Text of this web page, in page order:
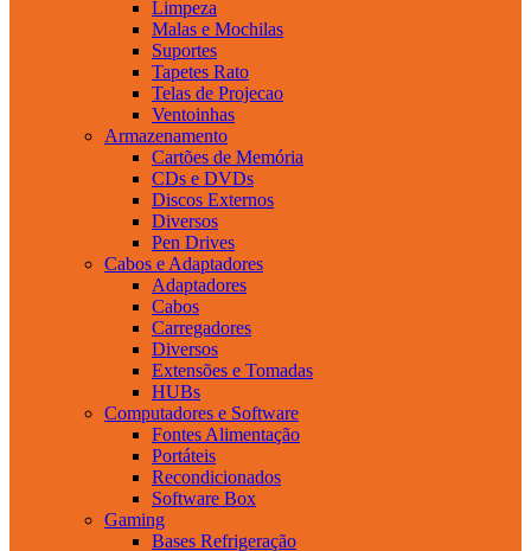
Limpeza
Malas e Mochilas
Suportes
Tapetes Rato
Telas de Projecao
Ventoinhas
Armazenamento
Cartões de Memória
CDs e DVDs
Discos Externos
Diversos
Pen Drives
Cabos e Adaptadores
Adaptadores
Cabos
Carregadores
Diversos
Extensões e Tomadas
HUBs
Computadores e Software
Fontes Alimentação
Portáteis
Recondicionados
Software Box
Gaming
Bases Refrigeração